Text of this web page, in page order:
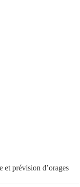
et prévision d’orages